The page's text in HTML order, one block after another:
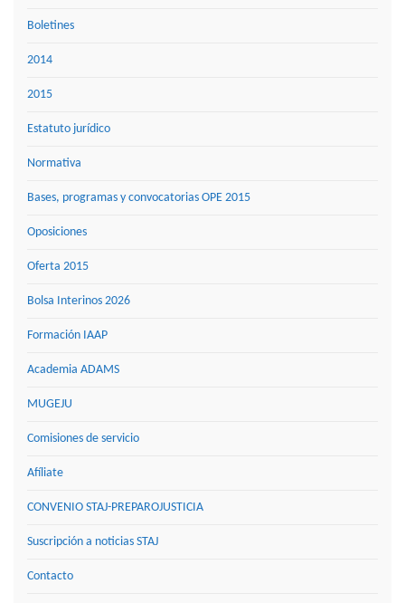
Boletines
2014
2015
Estatuto jurídico
Normativa
Bases, programas y convocatorias OPE 2015
Oposiciones
Oferta 2015
Bolsa Interinos 2026
Formación IAAP
Academia ADAMS
MUGEJU
Comisiones de servicio
Afíliate
CONVENIO STAJ-PREPAROJUSTICIA
Suscripción a noticias STAJ
Contacto